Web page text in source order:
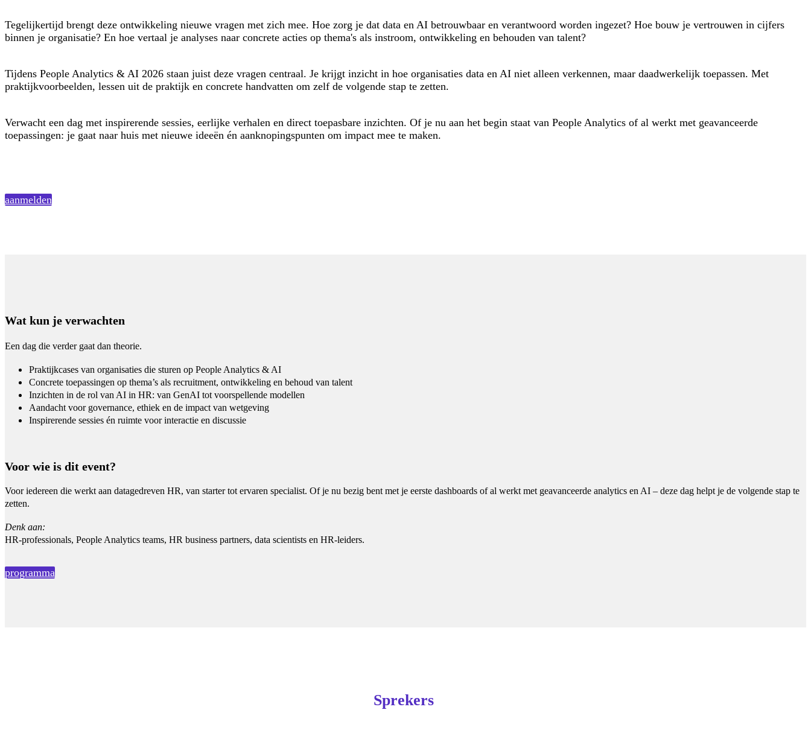
Tegelijkertijd brengt deze ontwikkeling nieuwe vragen met zich mee. Hoe zorg je dat data en AI betrouwbaar en verantwoord worden ingezet? Hoe bouw je vertrouwen in cijfers
binnen je organisatie? En hoe vertaal je analyses naar concrete acties op thema's als instroom, ontwikkeling en behouden van talent?
Tijdens People Analytics & AI 2026 staan juist deze vragen centraal. Je krijgt inzicht in hoe organisaties data en AI niet alleen verkennen, maar daadwerkelijk toepassen. Met
praktijkvoorbeelden, lessen uit de praktijk en concrete handvatten om zelf de volgende stap te zetten.
Verwacht een dag met inspirerende sessies, eerlijke verhalen en direct toepasbare inzichten. Of je nu aan het begin staat van People Analytics of al werkt met geavanceerde
toepassingen: je gaat naar huis met nieuwe ideeën én aanknopingspunten om impact mee te maken.
aanmelden
Wat kun je verwachten
Een dag die verder gaat dan theorie.
Praktijkcases van organisaties die sturen op People Analytics & AI
Concrete toepassingen op thema’s als recruitment, ontwikkeling en behoud van talent
Inzichten in de rol van AI in HR: van GenAI tot voorspellende modellen
Aandacht voor governance, ethiek en de impact van wetgeving
Inspirerende sessies én ruimte voor interactie en discussie
Voor wie is dit event?
Voor iedereen die werkt aan datagedreven HR, van starter tot ervaren specialist. Of je nu bezig bent met je eerste dashboards of al werkt met geavanceerde analytics en AI – deze dag helpt je de volgende stap te
zetten.
Denk aan:
HR-professionals, People Analytics teams, HR business partners, data scientists en HR-leiders.
programma
Sprekers